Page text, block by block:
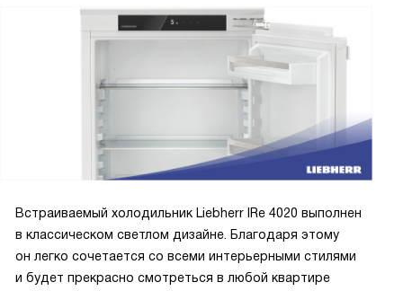
Встраиваемый холодильник Liebherr IRe 4020 выполнен
в классическом светлом дизайне. Благодаря этому
он легко сочетается со всеми интерьерными стилями
и будет прекрасно смотреться в любой квартире